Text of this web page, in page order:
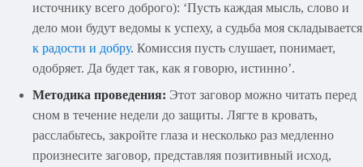
источнику всего доброго): ‘Пусть каждая мысль, слово и
дело мои будут ведомы к успеху, а судьба моя складывается
к радости и добру. Комиссия пусть слушает, понимает,
одобряет. Да будет так, как я говорю, истинно’.
Методика проведения: Этот заговор можно читать перед
сном в течение недели до защиты. Лягте в кровать,
расслабьтесь, закройте глаза и несколько раз медленно
произнесите заговор, представляя позитивный исход,